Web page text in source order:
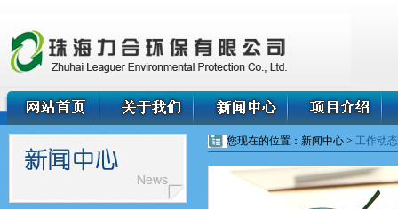
您现在的位置：新闻中心 > 工作动态